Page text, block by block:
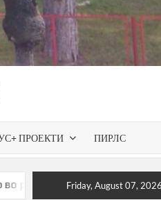
ПРОЕКТИ ПИРЛС
Green Spaces –Friday, August 07, 2026